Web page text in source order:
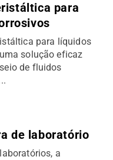
para
para líquidos
solução eficaz
de fluidos
de laboratório
a